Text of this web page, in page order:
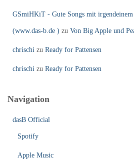
GSmiHKiT - Gute Songs mit
(www.das-b.de ) zu Von Big Apple und
chrischi zu Ready for Pattensen
chrischi zu Ready for Pattensen
Navigation
dasB Official
Spotify
Apple Music